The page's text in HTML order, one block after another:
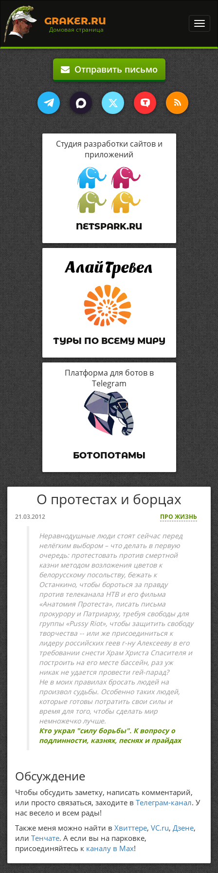
GRAKER.RU
Домовая страница
Отправить письмо
Студия разработки сайтов и
приложений
NETSPARK.RU
ТУРЫ ПО ВСЕМУ МИРУ
Платформа для ботов в
Telegram
БОТОПОТАМЫ
О протестах и борцах
21.03.2012 ПРО ЖИЗНЬ
Неравнодушные люди стоят сейчас перед
нелёгким выбором – что делать в первую
очередь: протестовать против смертной
казни методом возложения цветов к
белорусскому посольству, бежать к
Останкино, чтобы бороться за правду
против телеканала НТВ и его фильма
«Анатомия Протеста», писать письма
прокурору и Патриарху, требуя свободы для
группы «Pussy Riot», чтобы защитить свободу
творчества -- или же присоединиться к
лидеру российских геев г-ну Алексееву в его
требовании снести Храм Христа Спасителя и
построить на его месте бассейн, раз уж
никак не удается провести гей-парад?
Не в моих правилах бросать людей на
произвол судьбы. Особенно таких людей,
которые готовы потратить свои силы и
время для того, чтобы сделать мир
немножечко лучше.
Кто украл "силу борьбы". К вопросу о
подлинности, казнях, песнях и прайдах
Обсуждение
Чтобы обсудить заметку, написать комментарий,
или просто связаться, заходите в Телеграм-канал. У
нас весело и всем рады!
Также меня можно найти в Хвиттере, VC.ru, Дзене,
или Тенчате. А если вы на парковке,
присоединяйтесь к каналу в Max!